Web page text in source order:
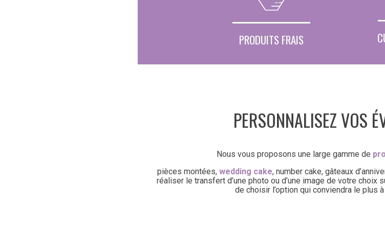
PRODUITS FRAIS
PERSONNALISEZ VOS
Nous vous proposons une large gamme de
pièces montées, wedding cake, number cake, gâteaux
réaliser le transfert d’une photo ou d’une image de votre choix
de choisir l’option qui conviendra le plus